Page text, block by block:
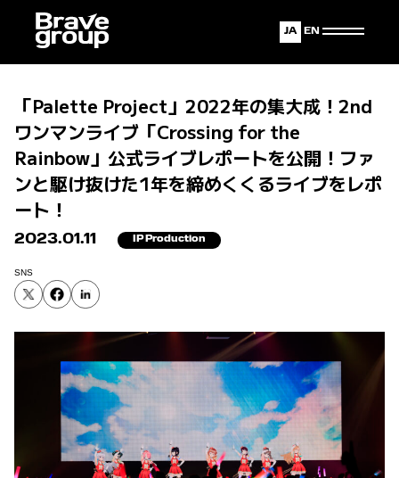
English
Japanese
「Palette Project」2022年の集大成！2nd
ワンマンライブ「Crossing for the
Rainbow」公式ライブレポートを公開！ファ
ンと駆け抜けた1年を締めくくるライブをレポ
ート！
2023.01.11 IP Production
SNS